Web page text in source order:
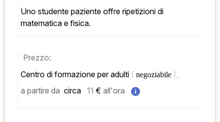
Uno studente paziente offre ripetizioni di
matematica e fisica.
Prezzo:
Centro di formazione per adulti ( negoziabile ),
a partire da circa 11 € all'ora